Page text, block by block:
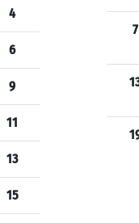
4
6
9
11
13
15
7